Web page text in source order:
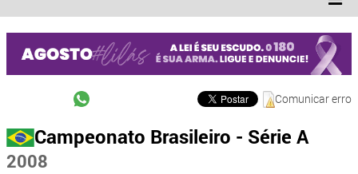
Comunicar erro
Campeonato Brasileiro - Série A
2008